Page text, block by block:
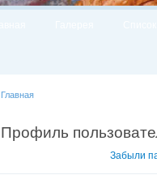
Главная
Профиль
Забыли